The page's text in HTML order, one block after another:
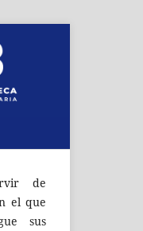
de
el que
sus